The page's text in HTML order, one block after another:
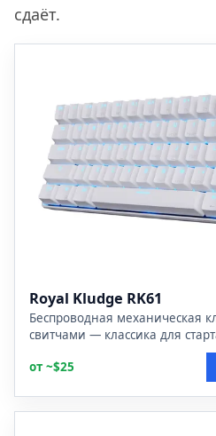
сдаёт.
Royal Kludge RK61
Беспроводная механическая
свитчами — классика для
от ~$25